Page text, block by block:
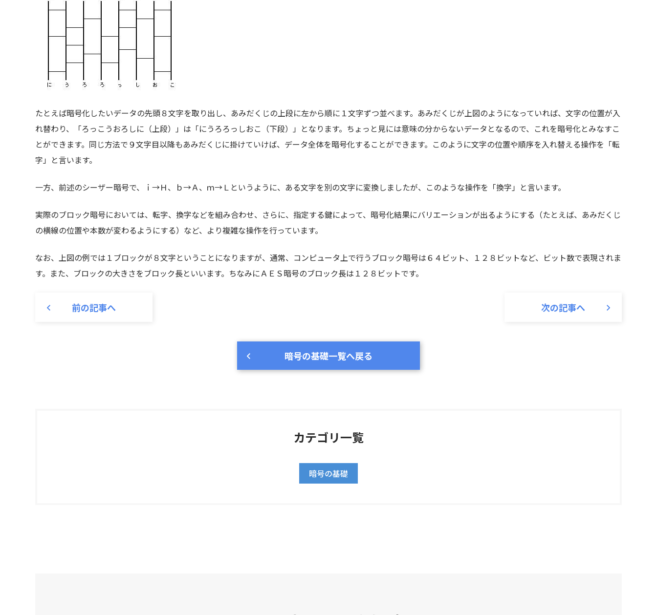
たとえば暗号化したいデータの先頭８文字を取り出し、あみだくじの上段に左から順に１文字ずつ並べます。あみだくじが上図のようになっていれば、文字の位置が入
れ替わり、「ろっこうおろしに（上段）」は「にうろろっしおこ（下段）」となります。ちょっと見には意味の分からないデータとなるので、これを暗号化とみなすこ
とができます。同じ方法で９文字目以降もあみだくじに掛けていけば、データ全体を暗号化することができます。このように文字の位置や順序を入れ替える操作を「転
字」と言います。
一方、前述のシーザー暗号で、ｉ→Ｈ、ｂ→Ａ、ｍ→Ｌというように、ある文字を別の文字に変換しましたが、このような操作を「換字」と言います。
実際のブロック暗号においては、転字、換字などを組み合わせ、さらに、指定する鍵によって、暗号化結果にバリエーションが出るようにする（たとえば、あみだくじ
の横線の位置や本数が変わるようにする）など、より複雑な操作を行っています。
なお、上図の例では１ブロックが８文字ということになりますが、通常、コンピュータ上で行うブロック暗号は６４ビット、１２８ビットなど、ビット数で表現されま
す。また、ブロックの大きさをブロック長といいます。ちなみにＡＥＳ暗号のブロック長は１２８ビットです。
前の記事へ 次の記事へ
暗号の基礎一覧へ戻る
カテゴリ一覧
暗号の基礎